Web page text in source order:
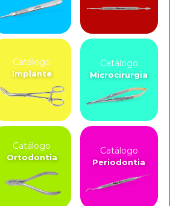
Catálogo
Implante
Catálogo
Microcirurgia
Catálogo
Ortodontia
Catálogo
Periodontia